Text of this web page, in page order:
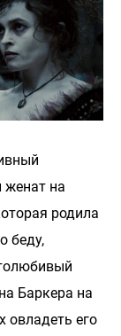
на
родила
беду,
Баркера на
овладеть его